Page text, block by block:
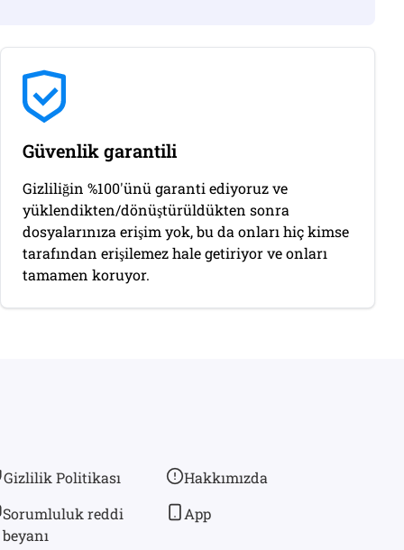
Güvenlik garantili
Gizliliğin %100'ünü garanti ediyoruz ve
yüklendikten/dönüştürüldükten sonra
dosyalarınıza erişim yok, bu da onları hiç kimse
tarafından erişilemez hale getiriyor ve onları
tamamen koruyor.
Gizlilik Politikası
Sorumluluk reddi
beyanı
Hakkımızda
App